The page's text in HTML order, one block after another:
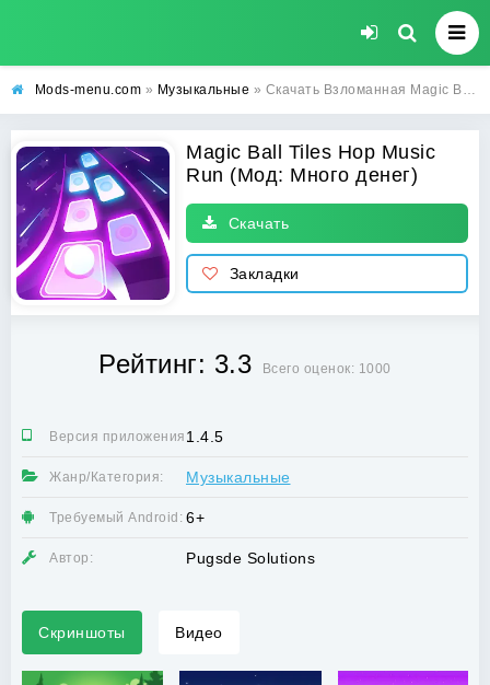
Mods-menu.com » Музыкальные » Скачать Взломанная Magic Ball Tiles Hop Music Run на андроид - Много денег
Magic Ball Tiles Hop Music
Run (Мод: Много денег)
Скачать
Закладки
Рейтинг: 3.3 Всего оценок: 1000
Версия приложения:1.4.5
Жанр/Категория: Музыкальные
Требуемый Android: 6+
Автор: Pugsde Solutions
Скриншоты Видео